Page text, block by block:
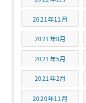
2021年11月
2021年8月
2021年5月
2021年2月
2020年11月